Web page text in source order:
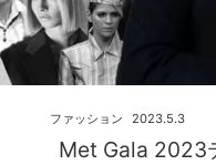
Met Gala 2023
2023.5.3
ファッション